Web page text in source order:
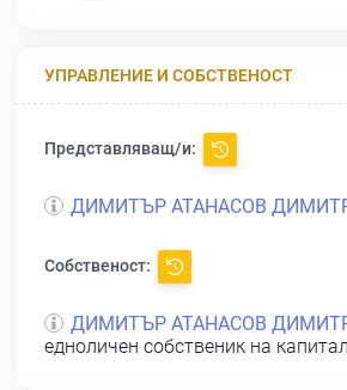
УПРАВЛЕНИЕ И СОБСТВЕНОСТ
Представляващ/и:
ДИМИТЪР АТАНАСОВ
Собственост:
ДИМИТЪР АТАНАСОВ
едноличен собственик на